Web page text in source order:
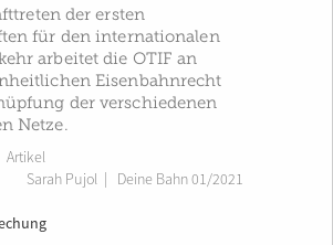
der ersten
für den internationalen
arbeitet die OTIF an
Eisenbahnrecht
der verschiedenen
Netze.
Artikel
Sarah Pujol
Deine Bahn 01/2021